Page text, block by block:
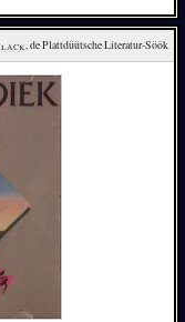
, de Plattdüütsche Literatur-Söök